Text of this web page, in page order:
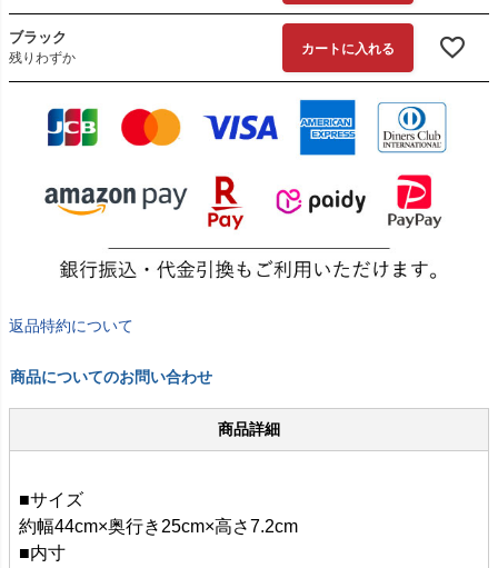
ブラック
残りわずか
カートに入れる
返品特約について
商品についてのお問い合わせ
商品詳細
■サイズ
約幅44cm×奥行き25cm×高さ7.2cm
■内寸